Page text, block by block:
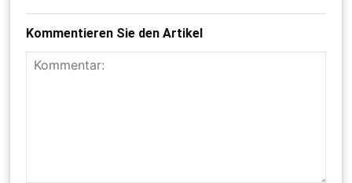
Kommentieren Sie den Artikel